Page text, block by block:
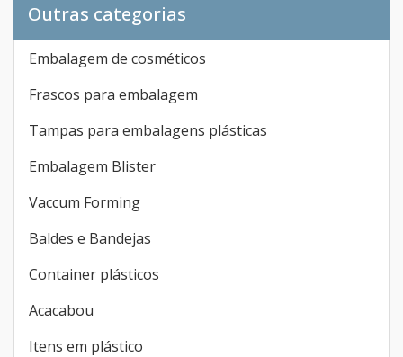
Outras categorias
Embalagem de cosméticos
Frascos para embalagem
Tampas para embalagens plásticas
Embalagem Blister
Vaccum Forming
Baldes e Bandejas
Container plásticos
Acacabou
Itens em plástico